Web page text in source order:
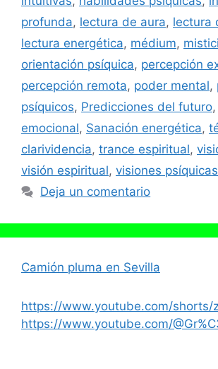
profunda, lectura de aura, lectura
lectura energética, médium,
orientación psíquica, percepción
percepción remota, poder mental,
psíquicos, Predicciones del futuro,
emocional, Sanación energética,
clarividencia, trance espiritual,
visión espiritual, visiones psíquicas
Deja un comentario
Camión pluma en Sevilla
https://www.youtube.com/shorts/
https://www.youtube.com/